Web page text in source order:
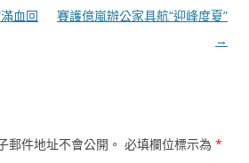
血回
賽護億嵐辦公家具航“迎峰度夏”
→
郵件地址不會公開。 必填欄位標示為 *